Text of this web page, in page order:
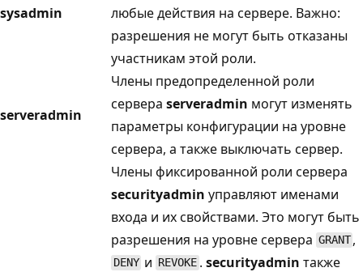
sysadmin
любые действия на сервере. Важно:
разрешения не могут быть отказаны
участникам этой роли.
serveradmin
Члены предопределенной роли
сервера serveradmin могут изменять
параметры конфигурации на уровне
сервера, а также выключать сервер.
Члены фиксированной роли сервера
securityadmin управляют именами
входа и их свойствами. Это могут быть
разрешения на уровне сервера GRANT ,
DENY и REVOKE . securityadmin также